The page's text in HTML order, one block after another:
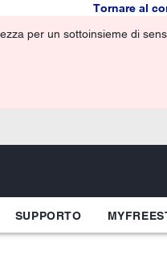
Tornare al
per un sottoinsieme di
SUPPORTO